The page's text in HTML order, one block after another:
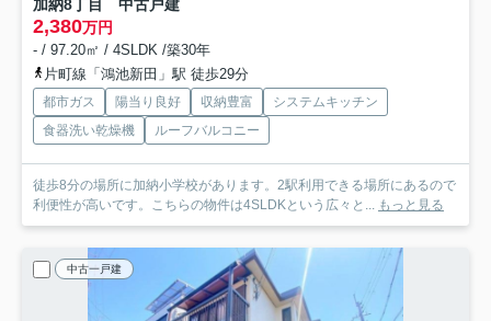
加納8丁目 中古戸建
2,380万円
- / 97.20㎡ / 4SLDK /築30年
片町線「鴻池新田」駅 徒歩29分
都市ガス 陽当り良好 収納豊富
システムキッチン
食器洗い乾燥機
ルーフバルコニー
徒歩8分の場所に加納小学校があります。2駅利用できる場所にあるので
利便性が高いです。こちらの物件は4SLDKという広々と... もっと見る
中古一戸建